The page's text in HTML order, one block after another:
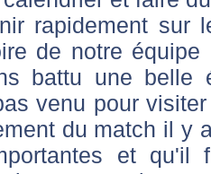
rapidement sur
de notre
battu une belle
venu pour
du match il y
et qu'il